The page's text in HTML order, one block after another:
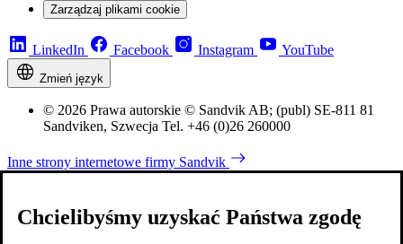
Zarządzaj plikami cookie
LinkedIn Facebook Instagram YouTube
Zmień język
© 2026 Prawa autorskie © Sandvik AB; (publ) SE-811 81
Sandviken, Szwecja Tel. +46 (0)26 260000
Inne strony internetowe firmy Sandvik
Chcielibyśmy uzyskać Państwa zgodę